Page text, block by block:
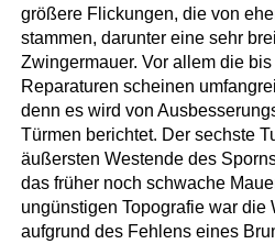
größere Flickungen, die von
stammen, darunter eine sehr
Zwingermauer. Vor allem die
Reparaturen scheinen
denn es wird von
Türmen berichtet. Der sechste
äußersten Westende des
das früher noch schwache
ungünstigen Topografie war die
aufgrund des Fehlens eines